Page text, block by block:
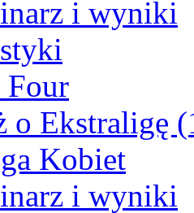
i wyniki
Four
o Ekstraligę
Kobiet
i wyniki